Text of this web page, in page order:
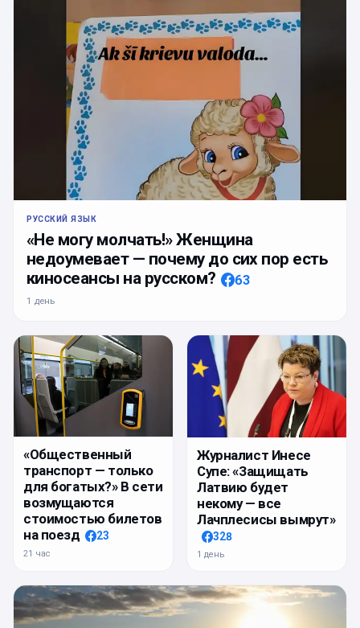
РУССКИЙ ЯЗЫК
«Не могу молчать!» Женщина
недоумевает — почему до сих пор есть
киносеансы на русском?
63
1 день
«Общественный
транспорт — только
для богатых?» В сети
возмущаются
стоимостью билетов
на поезд
23
21 час
Журналист Инесе
Супе: «Защищать
Латвию будет
некому — все
Лачплесисы вымрут»
328
1 день